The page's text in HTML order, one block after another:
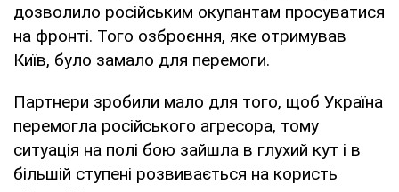
дозволило російським окупантам просуватися
на фронті. Того озброєння, яке отримував
Київ, було замало для перемоги.
Партнери зробили мало для того, щоб Україна
перемогла російського агресора, тому
ситуація на полі бою зайшла в глухий кут і в
більшій ступені розвивається на користь